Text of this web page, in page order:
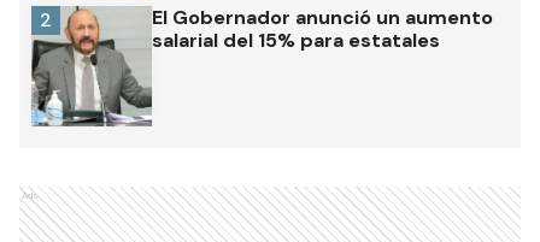
El Gobernador anunció un aumento
salarial del 15% para estatales
2
Ads